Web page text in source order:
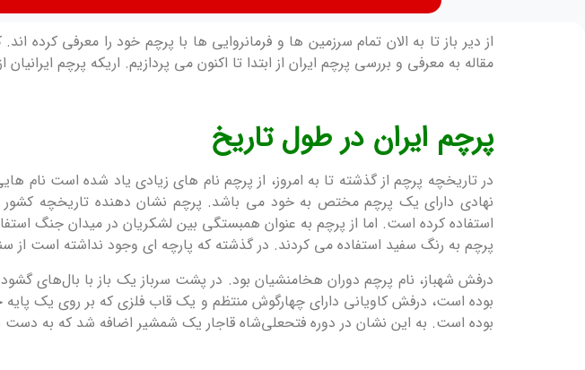
از دیر باز تا به الان تمام سرزمین ها و فرمانروایی ها با پرچم خود را معرفی
مقاله به معرفی و بررسی پرچم ایران از ابتدا تا اکنون می پردازیم. اریکه پرچم
پرچم ایران در طول تاریخ
در تاریخچه پرچم از گذشته تا به امروز، از پرچم نام های زیادی یاد شده است نام
نهادی دارای یک پرچم مختص به خود می باشد. پرچم نشان دهنده تاریخچه
استفاده کرده است. اما از پرچم به عنوان همبستگی بین لشکریان در میدان جنگ
پرچم به رنگ سفید استفاده می کردند. در گذشته که پارچه ای وجود نداشته است از
درفش شهباز، نام پرچم دوران هخامنشیان بود. در پشت سرباز یک باز با بال‌های
بوده است، درفش کاویانی دارای چهارگوش منتظم و یک قاب فلزی که بر روی یک
بوده است. به این نشان در دوره فتحعلی‌شاه قاجار یک شمشیر اضافه شد که به دست شیر داده شده بود، بعد از انقلاب ۱۳۵۷